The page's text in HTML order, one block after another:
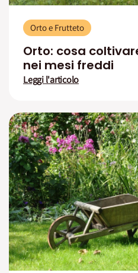
Orto e Frutteto
Orto: cosa
nei mesi freddi
Leggi l'articolo